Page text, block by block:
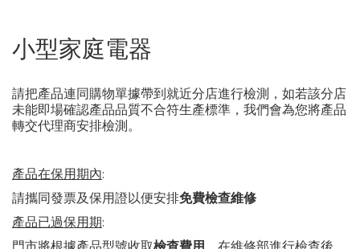
小型家庭電器
請把產品連同購物單據帶到就近分店進行檢測，如若該分店
未能即場確認產品品質不合符生產標準，我們會為您將產品
轉交代理商安排檢測。
產品在保用期內:
請攜同發票及保用證以便安排免費檢查維修
產品已過保用期: